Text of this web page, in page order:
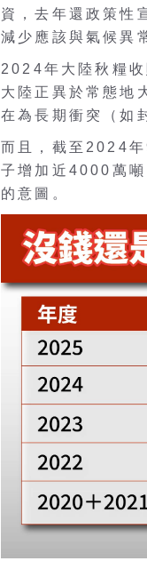
資，去年還政策性
減少應該與氣候異
2024年大陸秋糧
大陸正異於常態地
在為長期衝突（如
而且，截至2024
子增加近4000萬
的意圖。